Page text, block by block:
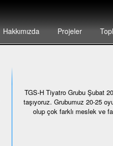
Hakkımızda Projeler
TGS-H Tiyatro Grubu Şubat
taşıyoruz. Grubumuz 20-25
olup çok farklı meslek ve